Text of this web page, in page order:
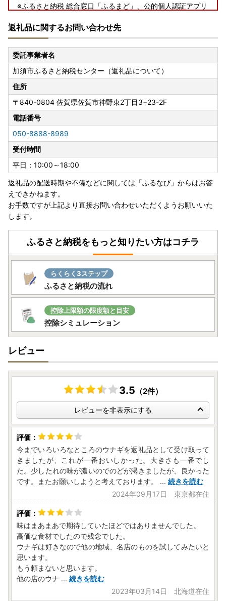
※ふるさと納税 総合窓口「ふるまど」、公的個人認証アプリ
■ふるさと納税の返礼品は一時所得に該当します
ふるさと納税寄付につきましては、経済的利益の無償の供与
として行われており、返礼品の送付がある場合でも、ご寄付
をいただいた対価ではなく別途の行為となるため、ふるさと
納税の返礼品は一時所得に該当します。
■個人情報の取り扱いについて
お寄せいただいた個人情報は、寄附金の受付、入金及び記念
品発送に係る確認や連絡に使用させていただきます。
また、加須市の情報を発信する際にも活用させていただきま
す。
返礼品に関するお問い合わせ先
委託事業者名
加須市ふるさと納税センター（返礼品について）
住所
〒840-0804 佐賀県佐賀市神野東2丁目3−23-2F
電話番号
050-8888-8989
受付時間
平日：10:00～18:00
返礼品の配送時期や不備などに関しては「ふるなび」からはお答
えできかねます。
お手数ですが上記より直接お問い合わせいただくようお願いいた
します。
ふるさと納税をもっと知りたい方はコチラ
らくらく3ステップ
ふるさと納税の流れ
控除上限額の限度額と目安
控除シミュレーション
レビュー
3.5 （2件）
レビューを非表示にする
今までいろいろなところのウナギを返礼品として受け取って
きましたが、これが一番おいしかった。大きさも一番でし
た。少したれの味が濃いのでのどが渇きましたが、良かった
です。またお願いしようと考えております。
... 続きを読む
2024年09月17日 東京都在住
味はまあまあで期待していたほどではありませんでした。
高価な食材でしたので残念でした。
ウナギは好きなので他の地域、名店のものを試してみたいと
思います。
もう頼まないと思います。
他の店のウナ ... 続きを読む
2023年03月14日 北海道在住